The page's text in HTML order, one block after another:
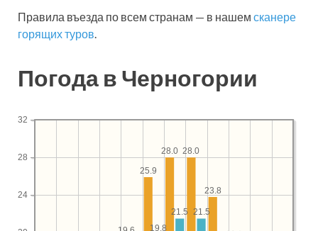
Правила въезда по всем странам — в нашем сканере
горящих туров.
Погода в Черногории